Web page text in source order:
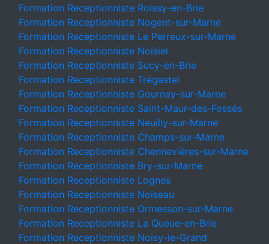
Formation Receptionniste Roissy-en-Brie
Formation Receptionniste Nogent-sur-Marne
Formation Receptionniste Le Perreux-sur-Marne
Formation Receptionniste Noisiel
Formation Receptionniste Sucy-en-Brie
Formation Receptionniste Trégastel
Formation Receptionniste Gournay-sur-Marne
Formation Receptionniste Saint-Maur-des-Fossés
Formation Receptionniste Neuilly-sur-Marne
Formation Receptionniste Champs-sur-Marne
Formation Receptionniste Chennevières-sur-Marne
Formation Receptionniste Bry-sur-Marne
Formation Receptionniste Lognes
Formation Receptionniste Noiseau
Formation Receptionniste Ormesson-sur-Marne
Formation Receptionniste La Queue-en-Brie
Formation Receptionniste Noisy-le-Grand